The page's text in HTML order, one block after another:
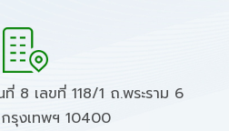
8 เลขที่ 118/1 ถ.พระราม 6
รุงเทพฯ 10400